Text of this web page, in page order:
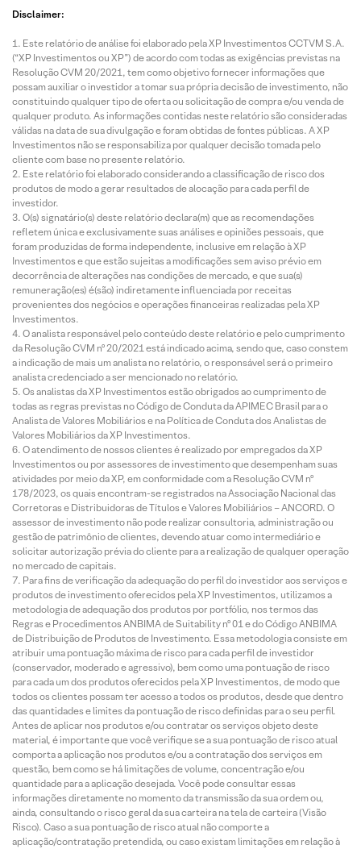
Disclaimer:
Este relatório de análise foi elaborado pela XP Investimentos CCTVM S.A.
(“XP Investimentos ou XP”) de acordo com todas as exigências previstas na
Resolução CVM 20/2021, tem como objetivo fornecer informações que
possam auxiliar o investidor a tomar sua própria decisão de investimento, não
constituindo qualquer tipo de oferta ou solicitação de compra e/ou venda de
qualquer produto. As informações contidas neste relatório são consideradas
válidas na data de sua divulgação e foram obtidas de fontes públicas. A XP
Investimentos não se responsabiliza por qualquer decisão tomada pelo
cliente com base no presente relatório.
Este relatório foi elaborado considerando a classificação de risco dos
produtos de modo a gerar resultados de alocação para cada perfil de
investidor.
O(s) signatário(s) deste relatório declara(m) que as recomendações
refletem única e exclusivamente suas análises e opiniões pessoais, que
foram produzidas de forma independente, inclusive em relação à XP
Investimentos e que estão sujeitas a modificações sem aviso prévio em
decorrência de alterações nas condições de mercado, e que sua(s)
remuneração(es) é(são) indiretamente influenciada por receitas
provenientes dos negócios e operações financeiras realizadas pela XP
Investimentos.
O analista responsável pelo conteúdo deste relatório e pelo cumprimento
da Resolução CVM nº 20/2021 está indicado acima, sendo que, caso constem
a indicação de mais um analista no relatório, o responsável será o primeiro
analista credenciado a ser mencionado no relatório.
Os analistas da XP Investimentos estão obrigados ao cumprimento de
todas as regras previstas no Código de Conduta da APIMEC Brasil para o
Analista de Valores Mobiliários e na Política de Conduta dos Analistas de
Valores Mobiliários da XP Investimentos.
O atendimento de nossos clientes é realizado por empregados da XP
Investimentos ou por assessores de investimento que desempenham suas
atividades por meio da XP, em conformidade com a Resolução CVM nº
178/2023, os quais encontram-se registrados na Associação Nacional das
Corretoras e Distribuidoras de Títulos e Valores Mobiliários – ANCORD. O
assessor de investimento não pode realizar consultoria, administração ou
gestão de patrimônio de clientes, devendo atuar como intermediário e
solicitar autorização prévia do cliente para a realização de qualquer operação
no mercado de capitais.
Para fins de verificação da adequação do perfil do investidor aos serviços e
produtos de investimento oferecidos pela XP Investimentos, utilizamos a
metodologia de adequação dos produtos por portfólio, nos termos das
Regras e Procedimentos ANBIMA de Suitability nº 01 e do Código ANBIMA
de Distribuição de Produtos de Investimento. Essa metodologia consiste em
atribuir uma pontuação máxima de risco para cada perfil de investidor
(conservador, moderado e agressivo), bem como uma pontuação de risco
para cada um dos produtos oferecidos pela XP Investimentos, de modo que
todos os clientes possam ter acesso a todos os produtos, desde que dentro
das quantidades e limites da pontuação de risco definidas para o seu perfil.
Antes de aplicar nos produtos e/ou contratar os serviços objeto deste
material, é importante que você verifique se a sua pontuação de risco atual
comporta a aplicação nos produtos e/ou a contratação dos serviços em
questão, bem como se há limitações de volume, concentração e/ou
quantidade para a aplicação desejada. Você pode consultar essas
informações diretamente no momento da transmissão da sua ordem ou,
ainda, consultando o risco geral da sua carteira na tela de carteira (Visão
Risco). Caso a sua pontuação de risco atual não comporte a
aplicação/contratação pretendida, ou caso existam limitações em relação à